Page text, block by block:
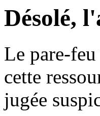
Désolé,
Le pare-
cette
jugée